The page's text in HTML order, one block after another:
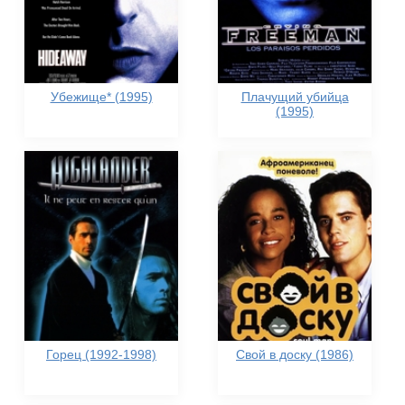
Убежище* (1995)
Плачущий убийца
(1995)
Горец (1992-1998) Свой в доску (1986)